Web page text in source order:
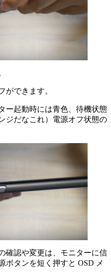
ができます。
ー起動時には青色、待機状態
ジだなこれ）電源オフ状態の
確認や変更は、モニターに信
ボタンを短く押すと OSD メ